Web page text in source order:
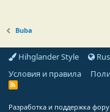
Buba
Hihglander Style
Условия и правила
R
Разработка и поддержка